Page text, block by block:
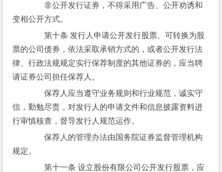
非公开发行证券，不得采用广告、公开劝诱和
变相公开方式。
第十条 发行人申请公开发行股票、可转换为股
票的公司债券，依法采取承销方式的，或者公开发行法
律、行政法规规定实行保荐制度的其他证券的，应当聘
请证券公司担任保荐人。
保荐人应当遵守业务规则和行业规范，诚实守
信，勤勉尽责，对发行人的申请文件和信息披露资料进
行审慎核查，督导发行人规范运作。
保荐人的管理办法由国务院证券监督管理机构
规定。
第十一条 设立股份有限公司公开发行股票，应